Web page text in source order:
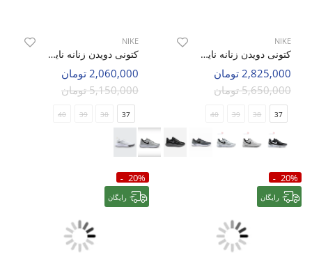
NIKE
کتونی دویدن زنانه نایک Nike Opponent Guide W
2,825,000 تومان
5,650,000 تومان
37
38
39
40
NIKE
کتونی دویدن زنانه نایک Nike Nike Zoom Plus W
2,060,000 تومان
5,150,000 تومان
37
38
39
40
20%
رایگان
20%
رایگان